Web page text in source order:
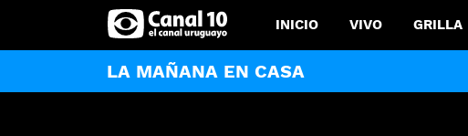
INICIO VIVO GRILLA
LA MAÑANA EN CASA